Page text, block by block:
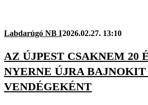
Labdarúgó NB I2026.02.27. 13:10
AZ ÚJPEST CSAKNEM 20
NYERNE ÚJRA
VENDÉGEKÉNT